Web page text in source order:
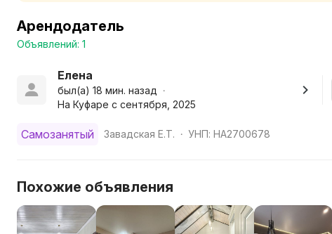
Rozmawiamy po Polsku
Арендодатель
Объявлений: 1
Елена
был(а) 18 мин. назад •
На Куфаре с сентября, 2025
Самозанятый Завадская Е.Т. • УНП: HA2700678
Похожие объявления